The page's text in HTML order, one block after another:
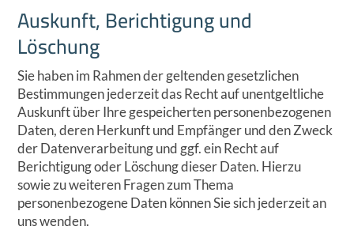
Auskunft, Berichtigung und
Löschung
Sie haben im Rahmen der geltenden gesetzlichen
Bestimmungen jederzeit das Recht auf unentgeltliche
Auskunft über Ihre gespeicherten personenbezogenen
Daten, deren Herkunft und Empfänger und den Zweck
der Datenverarbeitung und ggf. ein Recht auf
Berichtigung oder Löschung dieser Daten. Hierzu
sowie zu weiteren Fragen zum Thema
personenbezogene Daten können Sie sich jederzeit an
uns wenden.